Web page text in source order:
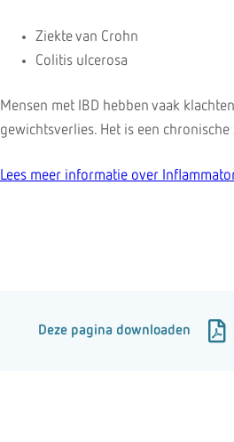
Ziekte van Crohn
Colitis ulcerosa
Mensen met IBD hebben vaak
gewichtsverlies. Het is een
Lees meer informatie over
Deze pagina downloaden